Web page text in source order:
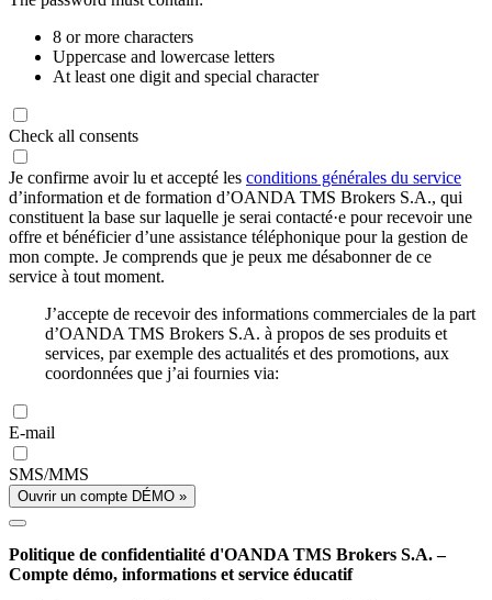
8 or more characters
Uppercase and lowercase letters
At least one digit and special character
Check all consents
Je confirme avoir lu et accepté les conditions générales du service
d’information et de formation d’OANDA TMS Brokers S.A., qui
constituent la base sur laquelle je serai contacté·e pour recevoir une
offre et bénéficier d’une assistance téléphonique pour la gestion de
mon compte. Je comprends que je peux me désabonner de ce
service à tout moment.
J’accepte de recevoir des informations commerciales de la part
d’OANDA TMS Brokers S.A. à propos de ses produits et
services, par exemple des actualités et des promotions, aux
coordonnées que j’ai fournies via:
E-mail
SMS/MMS
Ouvrir un compte DÉMO »
Politique de confidentialité d'OANDA TMS Brokers S.A. –
Compte démo, informations et service éducatif